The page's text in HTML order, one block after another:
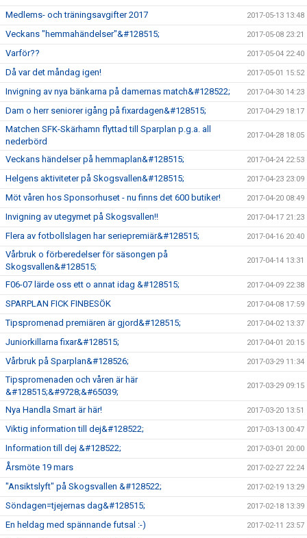
Medlems- och träningsavgifter 2017 2017-05-13 13:48
Veckans "hemmahändelser"&#128515; 2017-05-08 23:21
Varför?? 2017-05-04 22:40
Då var det måndag igen! 2017-05-01 15:52
Invigning av nya bänkarna på damernas match&#128522; 2017-04-30 14:23
Dam o herr seniorer igång på fixardagen&#128515; 2017-04-29 18:17
Matchen SFK-Skärhamn flyttad till Sparplan p.g.a. all
nederbörd
2017-04-28 18:05
Veckans händelser på hemmaplan&#128515; 2017-04-24 22:53
Helgens aktiviteter på Skogsvallen&#128515; 2017-04-23 23:09
Möt våren hos Sponsorhuset - nu finns det 600 butiker! 2017-04-20 08:49
Invigning av utegymet på Skogsvallen!! 2017-04-17 21:23
Flera av fotbollslagen har seriepremiär&#128515; 2017-04-16 20:40
Vårbruk o förberedelser för säsongen på
Skogsvallen&#128515;
2017-04-14 13:31
F06-07 lärde oss ett o annat idag &#128515; 2017-04-09 22:38
SPARPLAN FICK FINBESÖK 2017-04-08 17:59
Tipspromenad premiären är gjord&#128515; 2017-04-02 13:37
Juniorkillarna fixar&#128515; 2017-04-01 20:15
Vårbruk på Sparplan&#128526; 2017-03-29 11:34
Tipspromenaden och våren är här
&#128515;&#9728;&#65039;
2017-03-29 09:15
Nya Handla Smart är här! 2017-03-20 13:51
Viktig information till dej&#128522; 2017-03-13 00:47
Information till dej &#128522; 2017-03-01 20:00
Årsmöte 19 mars 2017-02-27 22:24
"Ansiktslyft" på Skogsvallen &#128522; 2017-02-19 13:29
Söndagen=tjejernas dag&#128515; 2017-02-18 13:39
En heldag med spännande futsal :-) 2017-02-11 23:57